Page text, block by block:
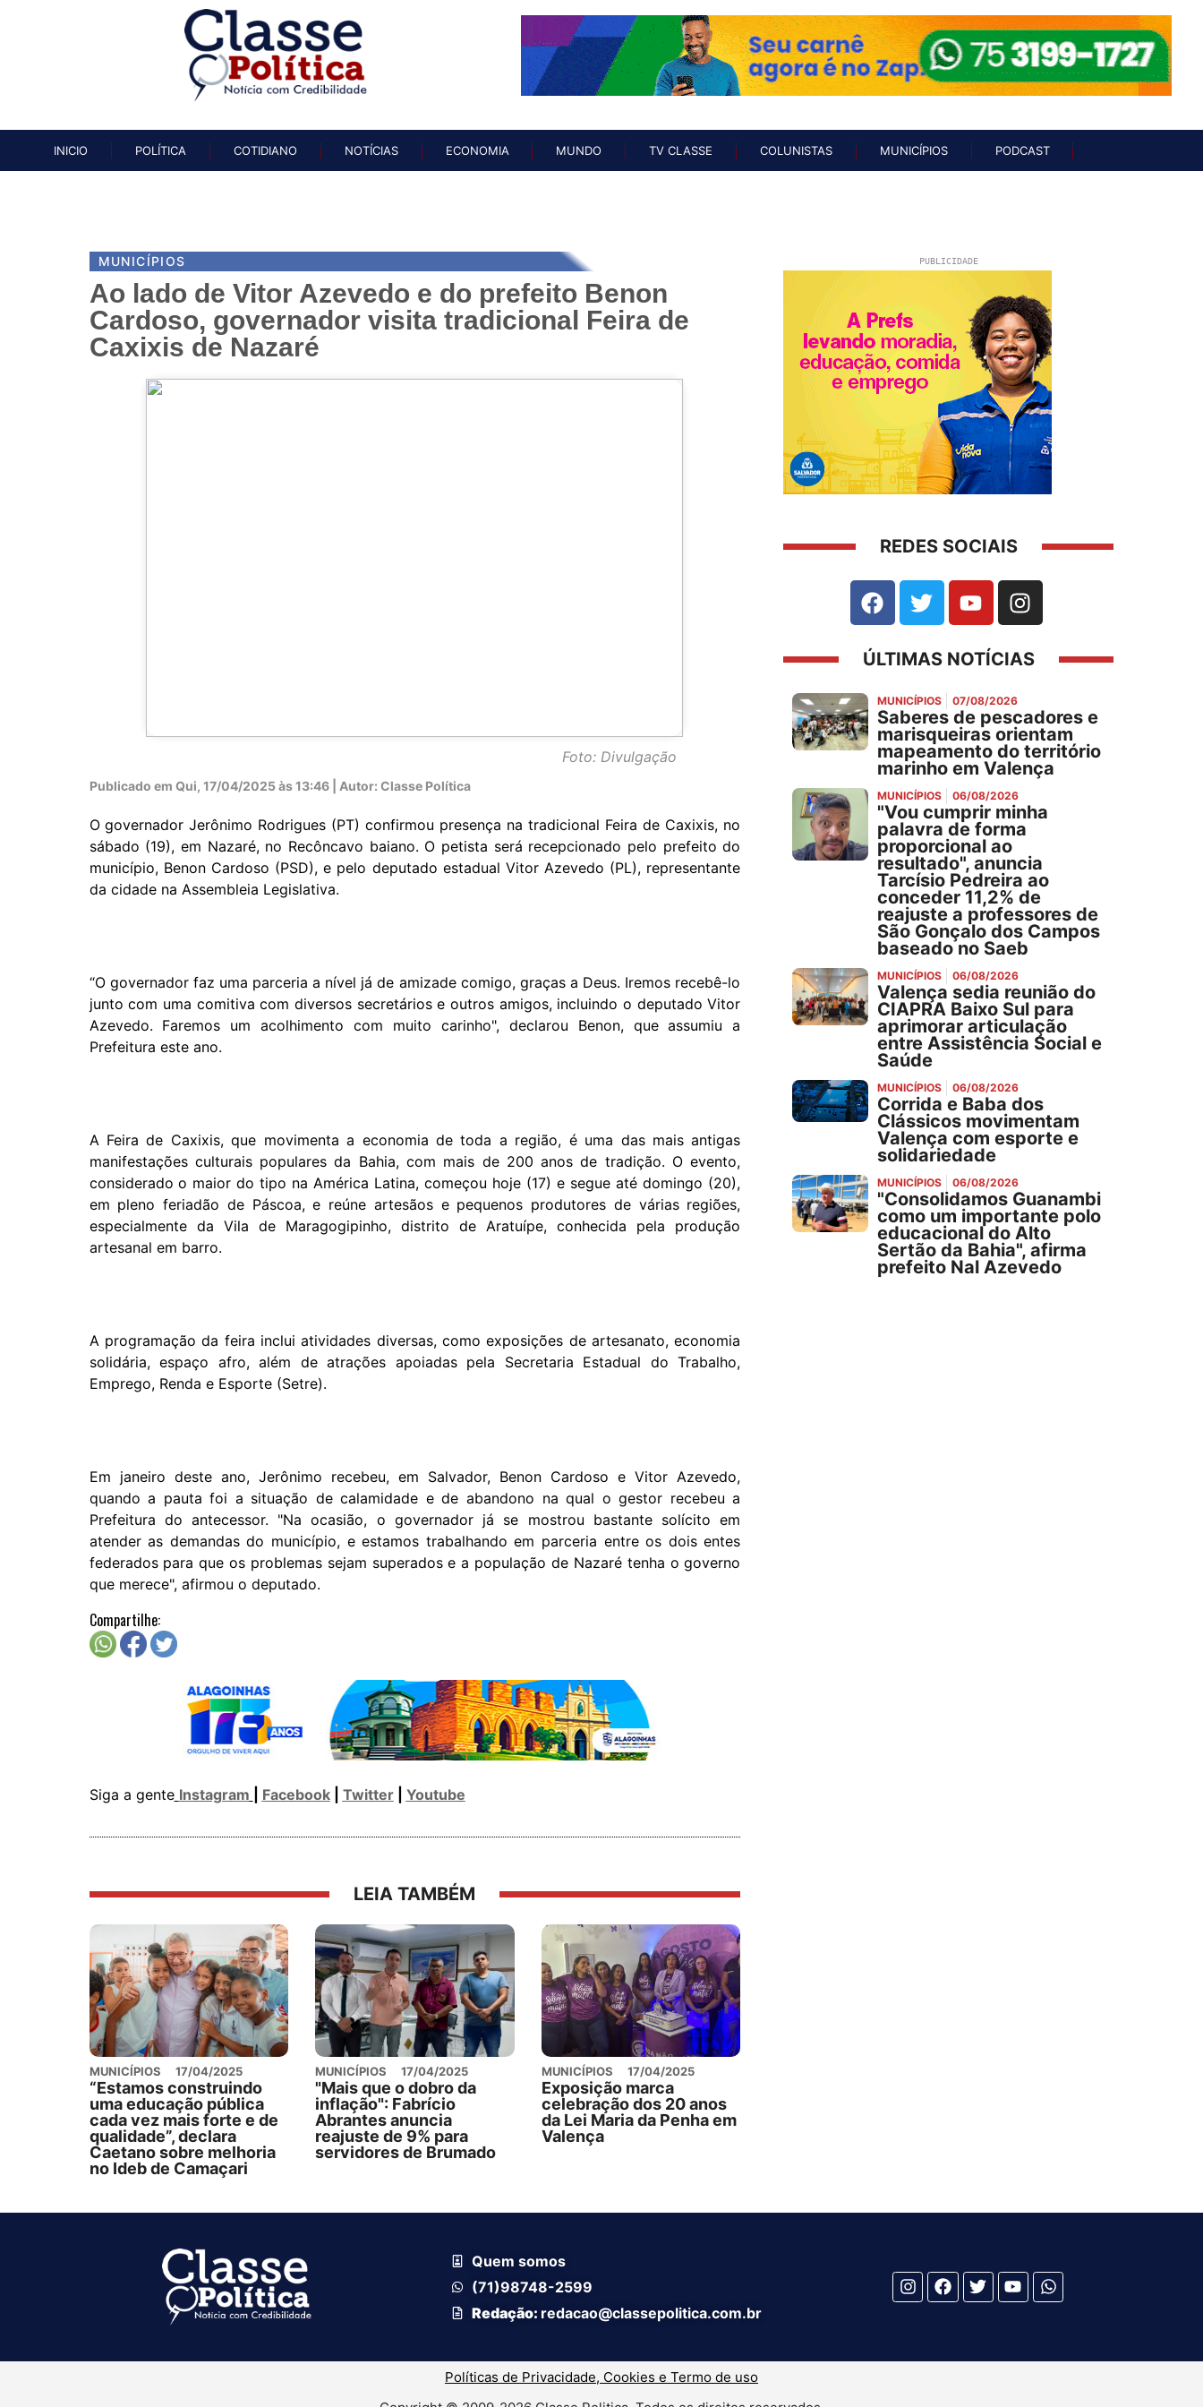
INICIO
POLÍTICA COTIDIANO NOTÍCIAS ECONOMIA MUNDO TV CLASSE COLUNISTAS MUNICÍPIOS PODCAST
MUNICÍPIOS
Ao lado de Vitor Azevedo e do prefeito Benon
Cardoso, governador visita tradicional Feira de
Caxixis de Nazaré
Foto: Divulgação
Publicado em Qui, 17/04/2025 às 13:46 | Autor: Classe Política
O governador Jerônimo Rodrigues (PT) confirmou presença na tradicional Feira de Caxixis, no
sábado (19), em Nazaré, no Recôncavo baiano. O petista será recepcionado pelo prefeito do
município, Benon Cardoso (PSD), e pelo deputado estadual Vitor Azevedo (PL), representante
da cidade na Assembleia Legislativa.
“O governador faz uma parceria a nível já de amizade comigo, graças a Deus. Iremos recebê-lo
junto com uma comitiva com diversos secretários e outros amigos, incluindo o deputado Vitor
Azevedo. Faremos um acolhimento com muito carinho", declarou Benon, que assumiu a
Prefeitura este ano.
A Feira de Caxixis, que movimenta a economia de toda a região, é uma das mais antigas
manifestações culturais populares da Bahia, com mais de 200 anos de tradição. O evento,
considerado o maior do tipo na América Latina, começou hoje (17) e segue até domingo (20),
em pleno feriadão de Páscoa, e reúne artesãos e pequenos produtores de várias regiões,
especialmente da Vila de Maragogipinho, distrito de Aratuípe, conhecida pela produção
artesanal em barro.
A programação da feira inclui atividades diversas, como exposições de artesanato, economia
solidária, espaço afro, além de atrações apoiadas pela Secretaria Estadual do Trabalho,
Emprego, Renda e Esporte (Setre).
Em janeiro deste ano, Jerônimo recebeu, em Salvador, Benon Cardoso e Vitor Azevedo,
quando a pauta foi a situação de calamidade e de abandono na qual o gestor recebeu a
Prefeitura do antecessor. "Na ocasião, o governador já se mostrou bastante solícito em
atender as demandas do município, e estamos trabalhando em parceria entre os dois entes
federados para que os problemas sejam superados e a população de Nazaré tenha o governo
que merece", afirmou o deputado.
Compartilhe:
Siga a gente Instagram Facebook| Twitter| Youtube
LEIA TAMBÉM
MUNICÍPIOS 17/04/2025
“Estamos construindo
uma educação pública
cada vez mais forte e de
qualidade”, declara
Caetano sobre melhoria
no Ideb de Camaçari
MUNICÍPIOS 17/04/2025
"Mais que o dobro da
inflação": Fabrício
Abrantes anuncia
reajuste de 9% para
servidores de Brumado
MUNICÍPIOS 17/04/2025
Exposição marca
celebração dos 20 anos
da Lei Maria da Penha em
Valença
PUBLICIDADE
REDES SOCIAIS
ÚLTIMAS NOTÍCIAS
MUNICÍPIOS 07/08/2026
Saberes de pescadores e
marisqueiras orientam
mapeamento do território
marinho em Valença
MUNICÍPIOS 06/08/2026
"Vou cumprir minha
palavra de forma
proporcional ao
resultado", anuncia
Tarcísio Pedreira ao
conceder 11,2% de
reajuste a professores de
São Gonçalo dos Campos
baseado no Saeb
MUNICÍPIOS 06/08/2026
Valença sedia reunião do
CIAPRA Baixo Sul para
aprimorar articulação
entre Assistência Social e
Saúde
MUNICÍPIOS 06/08/2026
Corrida e Baba dos
Clássicos movimentam
Valença com esporte e
solidariedade
MUNICÍPIOS 06/08/2026
"Consolidamos Guanambi
como um importante polo
educacional do Alto
Sertão da Bahia", afirma
prefeito Nal Azevedo
Quem somos
(71)98748-2599
Redação: redacao@classepolitica.com.br
Políticas de Privacidade, Cookies e Termo de uso